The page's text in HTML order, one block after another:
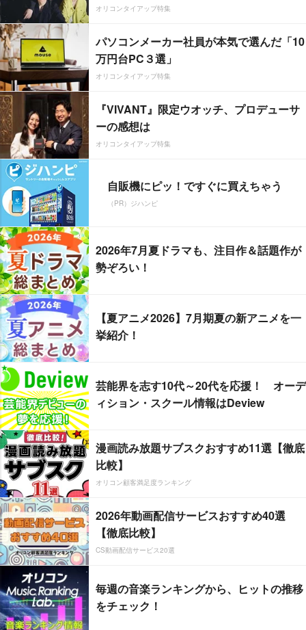
オリコンタイアップ特集
パソコンメーカー社員が本気で選んだ「10
万円台PC３選」
オリコンタイアップ特集
『VIVANT』限定ウオッチ、プロデューサ
ーの感想は
オリコンタイアップ特集
自販機にピッ！ですぐに買えちゃう
（PR）ジハンピ
2026年7月夏ドラマも、注目作＆話題作が
勢ぞろい！
【夏アニメ2026】7月期夏の新アニメを一
挙紹介！
芸能界を志す10代～20代を応援！ オーデ
ィション・スクール情報はDeview
漫画読み放題サブスクおすすめ11選【徹底
比較】
オリコン顧客満足度ランキング
2026年動画配信サービスおすすめ40選
【徹底比較】
CS動画配信サービス20選
毎週の音楽ランキングから、ヒットの推移
をチェック！